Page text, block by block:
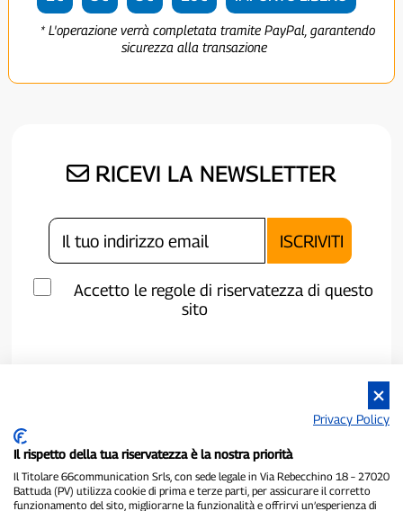
* L'operazione verrà completata tramite PayPal, garantendo
sicurezza alla transazione
RICEVI LA NEWSLETTER
Accetto le regole di riservatezza di questo
sito
Privacy Policy
Il rispetto della tua riservatezza è la nostra priorità
Il Titolare 66communication Srls, con sede legale in Via Rebecchino 18 – 27020
Battuda (PV) utilizza cookie di prima e terze parti, per assicurare il corretto
funzionamento del sito, migliorarne la funzionalità e offrirvi un’esperienza di